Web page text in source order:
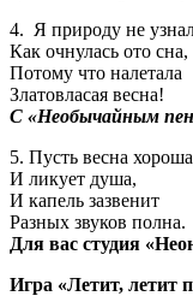
4. Я природу не
Как очнулась ото сна,
Потому что налетала
Златовласая весна!
С «Необычайным
5. Пусть весна
И ликует душа,
И капель зазвенит
Разных звуков полна.
Для вас студия
Игра «Летит, летит